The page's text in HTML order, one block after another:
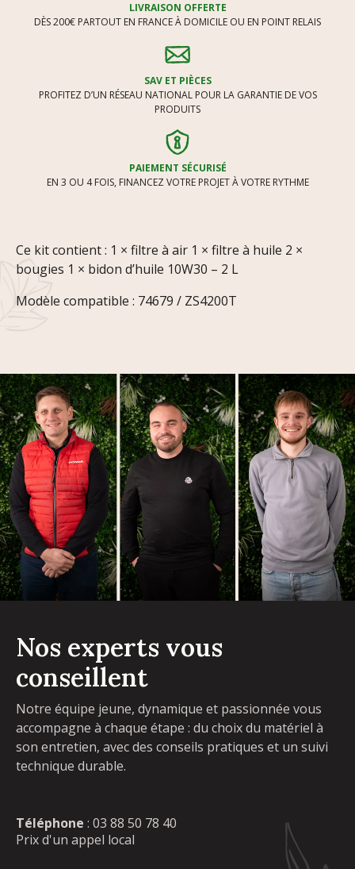
LIVRAISON OFFERTE
DÈS 200€ PARTOUT EN FRANCE À DOMICILE OU EN POINT RELAIS
SAV ET PIÈCES
PROFITEZ D’UN RÉSEAU NATIONAL POUR LA GARANTIE DE VOS
PRODUITS
PAIEMENT SÉCURISÉ
EN 3 OU 4 FOIS, FINANCEZ VOTRE PROJET À VOTRE RYTHME
Ce kit contient : 1 × filtre à air 1 × filtre à huile 2 ×
bougies 1 × bidon d’huile 10W30 – 2 L
Modèle compatible : 74679 / ZS4200T
Nos experts vous
conseillent
Notre équipe jeune, dynamique et passionnée vous
accompagne à chaque étape : du choix du matériel à
son entretien, avec des conseils pratiques et un suivi
technique durable.
Téléphone : 03 88 50 78 40
Prix d'un appel local